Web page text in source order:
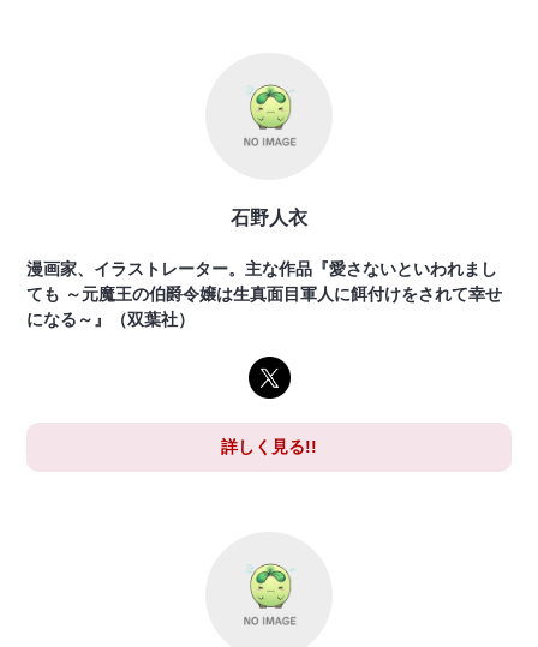
石野人衣
漫画家、イラストレーター。主な作品『愛さないといわれまし
ても ～元魔王の伯爵令嬢は生真面目軍人に餌付けをされて幸せ
になる～』（双葉社）
詳しく見る!!